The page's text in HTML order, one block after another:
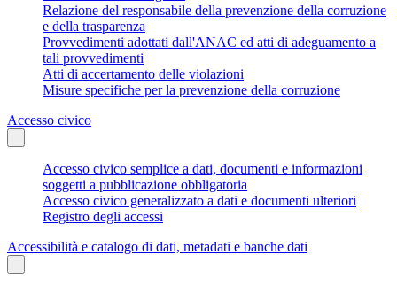
Relazione del responsabile della prevenzione della corruzione
e della trasparenza
Provvedimenti adottati dall'ANAC ed atti di adeguamento a
tali provvedimenti
Atti di accertamento delle violazioni
Misure specifiche per la prevenzione della corruzione
Accesso civico
Accesso civico semplice a dati, documenti e informazioni
soggetti a pubblicazione obbligatoria
Accesso civico generalizzato a dati e documenti ulteriori
Registro degli accessi
Accessibilità e catalogo di dati, metadati e banche dati